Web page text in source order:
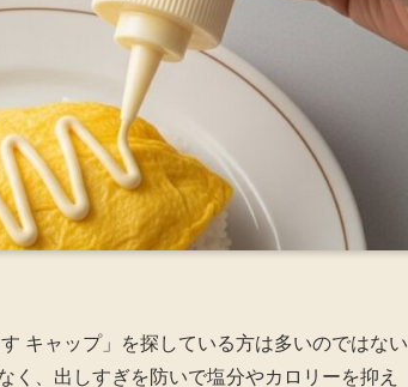
キャップ」を探している方は多いのではない
く、出しすぎを防いで塩分やカロリーを抑え